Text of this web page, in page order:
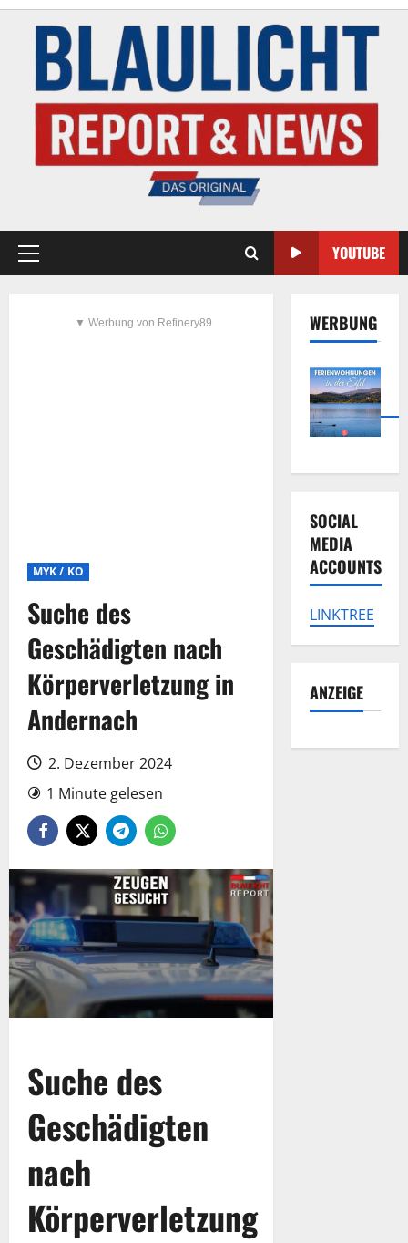
YOUTUBE
▼ Werbung von Refinery89
MYK / KO
Suche des
Geschädigten nach
Körperverletzung in
Andernach
2. Dezember 2024
1 Minute gelesen
Suche des
Geschädigten
nach
Körperverletzung
WERBUNG
SOCIAL
MEDIA
ACCOUNTS
LINKTREE
ANZEIGE